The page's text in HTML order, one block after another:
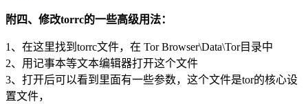
附四、修改torrc的一些高级用法：
1、在这里找到torrc文件，在 Tor Browser\Data\Tor目录中
2、用记事本等文本编辑器打开这个文件
3、打开后可以看到里面有一些参数，这个文件是tor的核心设
置文件，